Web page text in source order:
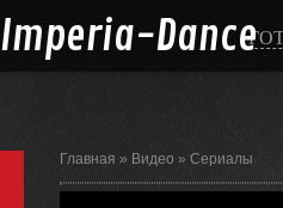
Imperia-Dance
Главная » Видео » Сериалы